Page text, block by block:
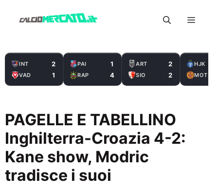
Menu
INT 2
VAD 1
PAI 1
RAP 4
ART 2
SIO 2
HJK
MOT
PAGELLE E TABELLINO
Inghilterra-Croazia 4-2:
Kane show, Modric
tradisce i suoi